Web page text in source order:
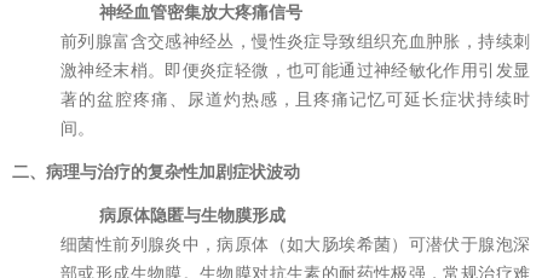
神经血管密集放大疼痛信号
前列腺富含交感神经丛，慢性炎症导致组织充血肿胀，持续刺
激神经末梢。即便炎症轻微，也可能通过神经敏化作用引发显
著的盆腔疼痛、尿道灼热感，且疼痛记忆可延长症状持续时
间。
二、病理与治疗的复杂性加剧症状波动
病原体隐匿与生物膜形成
细菌性前列腺炎中，病原体（如大肠埃希菌）可潜伏于腺泡深
部或形成生物膜。生物膜对抗生素的耐药性极强，常规治疗难